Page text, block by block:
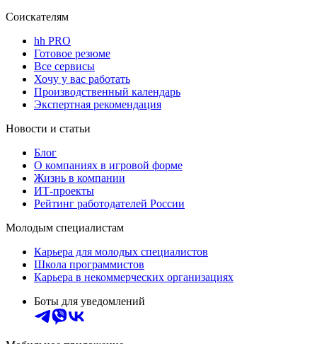
Соискателям
hh PRO
Готовое резюме
Все сервисы
Хочу у вас работать
Производственный календарь
Экспертная рекомендация
Новости и статьи
Блог
О компаниях в игровой форме
Жизнь в компании
ИТ-проекты
Рейтинг работодателей России
Молодым специалистам
Карьера для молодых специалистов
Школа программистов
Карьера в некоммерческих организациях
Боты для уведомлений